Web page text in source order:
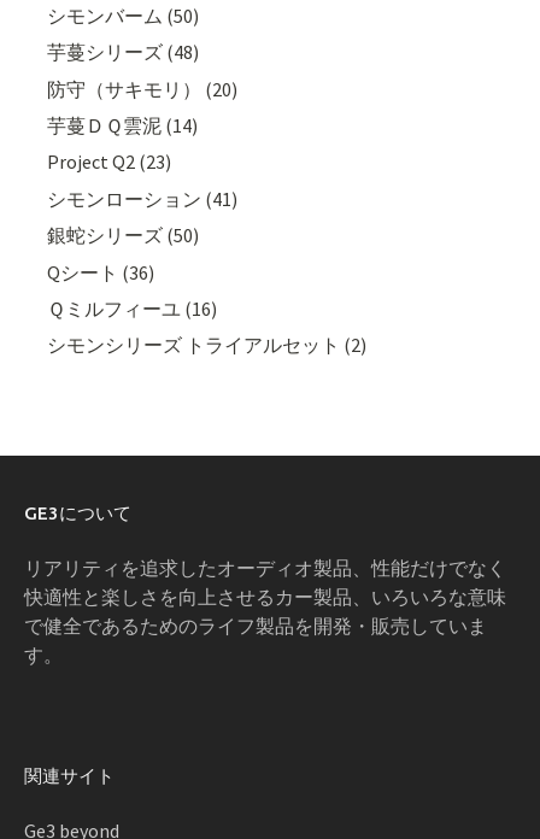
シモンバーム (50)
芋蔓シリーズ (48)
防守（サキモリ） (20)
芋蔓ＤＱ雲泥 (14)
Project Q2 (23)
シモンローション (41)
銀蛇シリーズ (50)
Qシート (36)
Ｑミルフィーユ (16)
シモンシリーズ トライアルセット (2)
GE3について
リアリティを追求したオーディオ製品、性能だけでなく
快適性と楽しさを向上させるカー製品、いろいろな意味
で健全であるためのライフ製品を開発・販売していま
す。
関連サイト
Ge3 beyond